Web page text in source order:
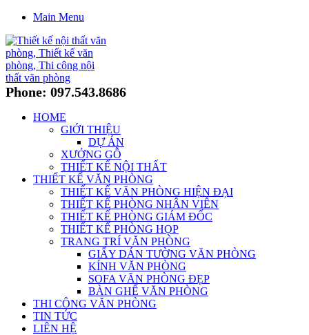
Main Menu
Phone: 097.543.8686
HOME
GIỚI THIỆU
DỰ ÁN
XƯỞNG GỖ
THIẾT KẾ NỘI THẤT
THIẾT KẾ VĂN PHÒNG
THIẾT KẾ VĂN PHÒNG HIỆN ĐẠI
THIẾT KẾ PHÒNG NHÂN VIÊN
THIẾT KẾ PHÒNG GIÁM ĐỐC
THIẾT KẾ PHÒNG HỌP
TRANG TRÍ VĂN PHÒNG
GIẤY DÁN TƯỜNG VĂN PHÒNG
KÍNH VĂN PHÒNG
SOFA VĂN PHÒNG ĐẸP
BÀN GHẾ VĂN PHÒNG
THI CÔNG VĂN PHÒNG
TIN TỨC
LIÊN HỆ